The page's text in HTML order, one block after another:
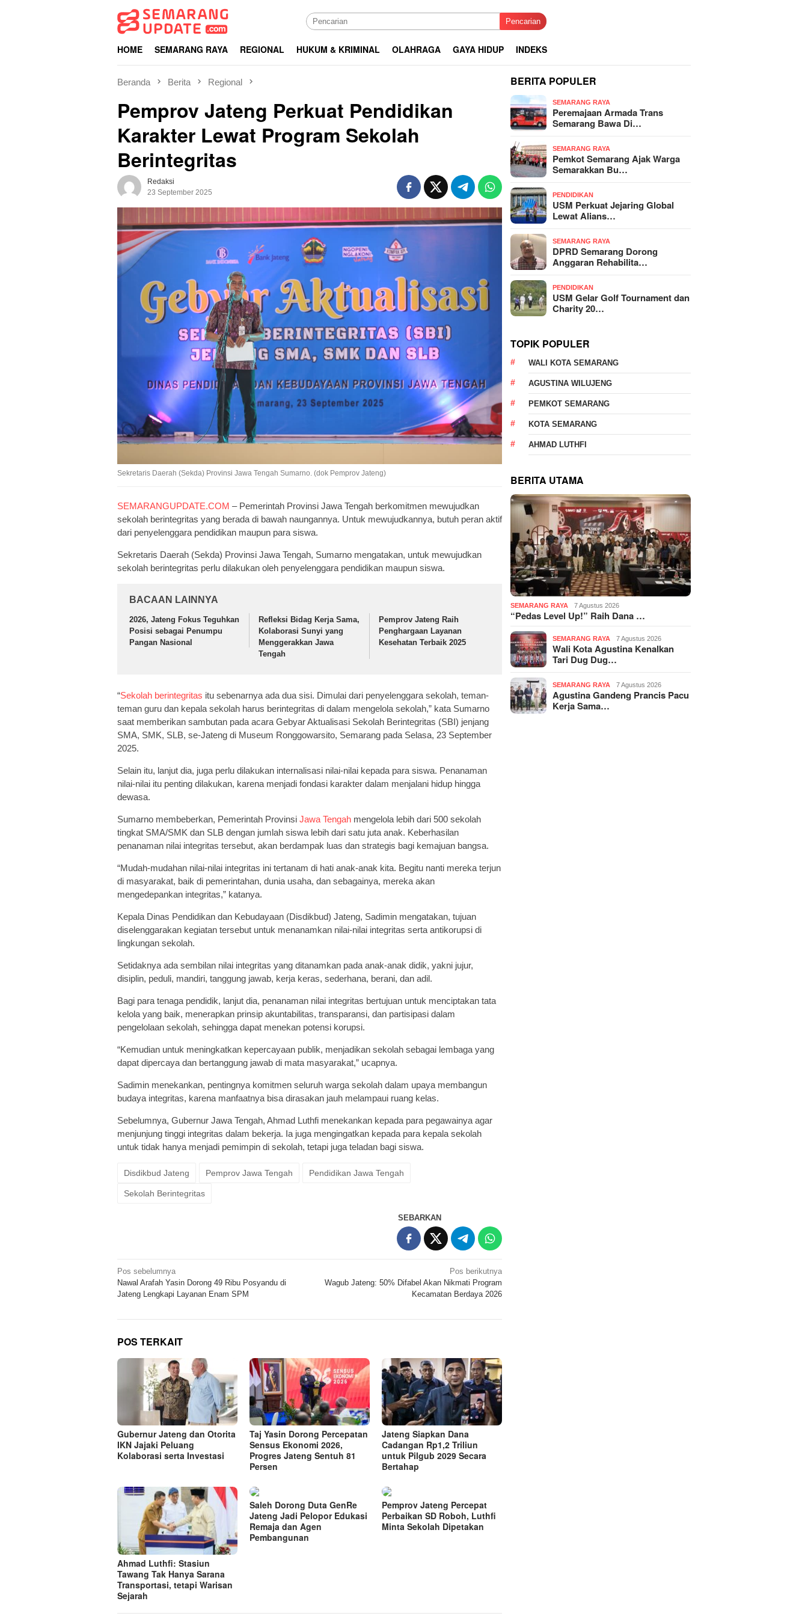
Pencarian
HOME SEMARANG RAYA REGIONAL HUKUM & KRIMINAL OLAHRAGA GAYA HIDUP INDEKS
Beranda Berita Regional
Pemprov Jateng Perkuat Pendidikan
Karakter Lewat Program Sekolah
Berintegritas
Redaksi
23 September 2025
Sekretaris Daerah (Sekda) Provinsi Jawa Tengah Sumarno. (dok Pemprov Jateng)
SEMARANGUPDATE.COM – Pemerintah Provinsi Jawa Tengah berkomitmen mewujudkan
sekolah berintegritas yang berada di bawah naungannya. Untuk mewujudkannya, butuh peran aktif
dari penyelenggara pendidikan maupun para siswa.
Sekretaris Daerah (Sekda) Provinsi Jawa Tengah, Sumarno mengatakan, untuk mewujudkan
sekolah berintegritas perlu dilakukan oleh penyelenggara pendidikan maupun siswa.
BACAAN LAINNYA
2026, Jateng Fokus Teguhkan
Posisi sebagai Penumpu
Pangan Nasional
Refleksi Bidag Kerja Sama,
Kolaborasi Sunyi yang
Menggerakkan Jawa
Tengah
Pemprov Jateng Raih
Penghargaan Layanan
Kesehatan Terbaik 2025
“Sekolah berintegritas itu sebenarnya ada dua sisi. Dimulai dari penyelenggara sekolah, teman-
teman guru dan kepala sekolah harus berintegritas di dalam mengelola sekolah,” kata Sumarno
saat memberikan sambutan pada acara Gebyar Aktualisasi Sekolah Berintegritas (SBI) jenjang
SMA, SMK, SLB, se-Jateng di Museum Ronggowarsito, Semarang pada Selasa, 23 September
2025.
Selain itu, lanjut dia, juga perlu dilakukan internalisasi nilai-nilai kepada para siswa. Penanaman
nilai-nilai itu penting dilakukan, karena menjadi fondasi karakter dalam menjalani hidup hingga
dewasa.
Sumarno membeberkan, Pemerintah Provinsi Jawa Tengah mengelola lebih dari 500 sekolah
tingkat SMA/SMK dan SLB dengan jumlah siswa lebih dari satu juta anak. Keberhasilan
penanaman nilai integritas tersebut, akan berdampak luas dan strategis bagi kemajuan bangsa.
“Mudah-mudahan nilai-nilai integritas ini tertanam di hati anak-anak kita. Begitu nanti mereka terjun
di masyarakat, baik di pemerintahan, dunia usaha, dan sebagainya, mereka akan
mengedepankan integritas,” katanya.
Kepala Dinas Pendidikan dan Kebudayaan (Disdikbud) Jateng, Sadimin mengatakan, tujuan
diselenggarakan kegiatan tersebut untuk menanamkan nilai-nilai integritas serta antikorupsi di
lingkungan sekolah.
Setidaknya ada sembilan nilai integritas yang ditanamkan pada anak-anak didik, yakni jujur,
disiplin, peduli, mandiri, tanggung jawab, kerja keras, sederhana, berani, dan adil.
Bagi para tenaga pendidik, lanjut dia, penanaman nilai integritas bertujuan untuk menciptakan tata
kelola yang baik, menerapkan prinsip akuntabilitas, transparansi, dan partisipasi dalam
pengelolaan sekolah, sehingga dapat menekan potensi korupsi.
“Kemudian untuk meningkatkan kepercayaan publik, menjadikan sekolah sebagai lembaga yang
dapat dipercaya dan bertanggung jawab di mata masyarakat,” ucapnya.
Sadimin menekankan, pentingnya komitmen seluruh warga sekolah dalam upaya membangun
budaya integritas, karena manfaatnya bisa dirasakan jauh melampaui ruang kelas.
Sebelumnya, Gubernur Jawa Tengah, Ahmad Luthfi menekankan kepada para pegawainya agar
menjunjung tinggi integritas dalam bekerja. Ia juga mengingatkan kepada para kepala sekolah
untuk tidak hanya menjadi pemimpin di sekolah, tetapi juga teladan bagi siswa.
Disdikbud Jateng Pemprov Jawa Tengah Pendidikan Jawa Tengah
Sekolah Berintegritas
SEBARKAN
Navigasi
pos
Pos sebelumnya
Nawal Arafah Yasin Dorong 49 Ribu Posyandu di
Jateng Lengkapi Layanan Enam SPM
Pos berikutnya
Wagub Jateng: 50% Difabel Akan Nikmati Program
Kecamatan Berdaya 2026
POS TERKAIT
Gubernur Jateng dan Otorita
IKN Jajaki Peluang
Kolaborasi serta Investasi
Taj Yasin Dorong Percepatan
Sensus Ekonomi 2026,
Progres Jateng Sentuh 81
Persen
Jateng Siapkan Dana
Cadangan Rp1,2 Triliun
untuk Pilgub 2029 Secara
Bertahap
Ahmad Luthfi: Stasiun
Tawang Tak Hanya Sarana
Transportasi, tetapi Warisan
Sejarah
Saleh Dorong Duta GenRe
Jateng Jadi Pelopor Edukasi
Remaja dan Agen
Pembangunan
Pemprov Jateng Percepat
Perbaikan SD Roboh, Luthfi
Minta Sekolah Dipetakan
BERITA POPULER
SEMARANG RAYA
Peremajaan Armada Trans
Semarang Bawa Di…
SEMARANG RAYA
Pemkot Semarang Ajak Warga
Semarakkan Bu…
PENDIDIKAN
USM Perkuat Jejaring Global
Lewat Alians…
SEMARANG RAYA
DPRD Semarang Dorong
Anggaran Rehabilita…
PENDIDIKAN
USM Gelar Golf Tournament dan
Charity 20…
TOPIK POPULER
WALI KOTA SEMARANG
AGUSTINA WILUJENG
PEMKOT SEMARANG
KOTA SEMARANG
AHMAD LUTHFI
BERITA UTAMA
SEMARANG RAYA 7 Agustus 2026
“Pedas Level Up!” Raih Dana …
SEMARANG RAYA 7 Agustus 2026
Wali Kota Agustina Kenalkan
Tari Dug Dug…
SEMARANG RAYA 7 Agustus 2026
Agustina Gandeng Prancis Pacu
Kerja Sama…